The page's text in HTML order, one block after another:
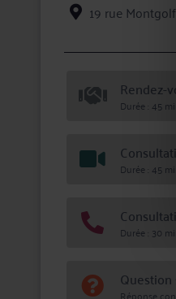
19 rue
Rendez-
Durée : 45
Durée : 45
Durée : 30
Réponse